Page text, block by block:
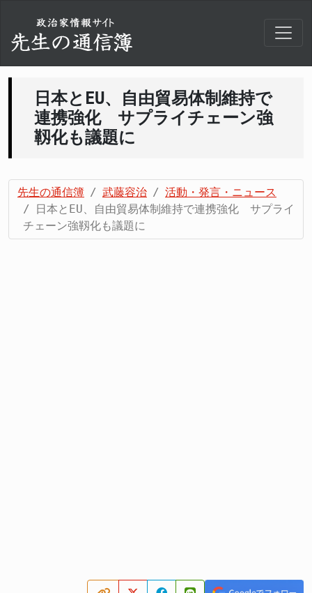
日本とEU、自由貿易体制維持で
連携強化 サプライチェーン強
靱化も議題に
先生の通信簿 武藤容治
活動・発言・ニュース
日本とEU、自由貿易体制維持で連携強化 サプライ
チェーン強靱化も議題に